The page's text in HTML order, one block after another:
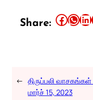
Share: Share this article on Facebook Share this article on WhatsApp Share this article on LinkedIn
← திருப்பலி வாசகங்கள்
மார்ச் 15, 2023